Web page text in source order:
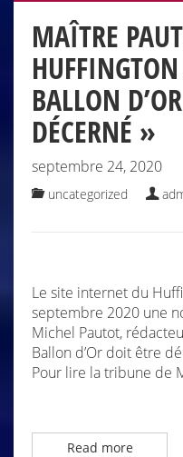
MAÎTRE
BALLON
DÉCERNÉ »
septembre 24, 2020
uncategorized
Le site internet du
septembre 2020 une
Michel Pautot,
Ballon d’Or doit être
Pour lire la tribune de
Read more